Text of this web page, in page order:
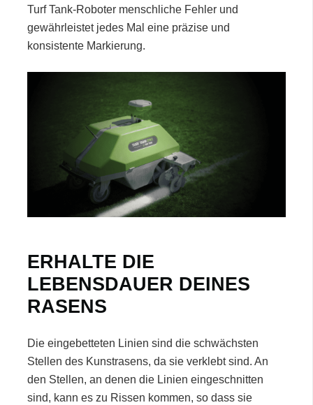
Turf Tank-Roboter menschliche Fehler und
gewährleistet jedes Mal eine präzise und
konsistente Markierung.
ERHALTE DIE
LEBENSDAUER DEINES
RASENS
Die eingebetteten Linien sind die schwächsten
Stellen des Kunstrasens, da sie verklebt sind. An
den Stellen, an denen die Linien eingeschnitten
sind, kann es zu Rissen kommen, so dass sie